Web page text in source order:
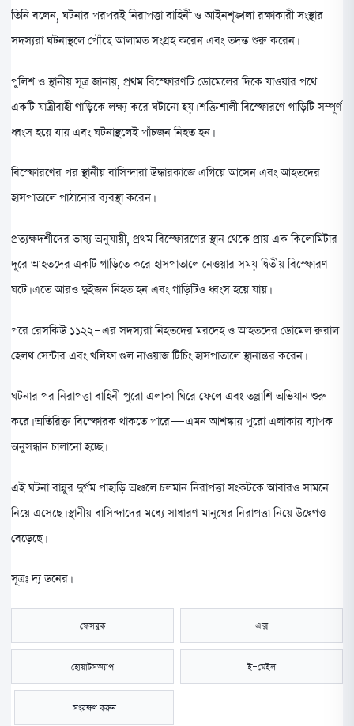
তিনি বলেন, ঘটনার পরপরই নিরাপত্তা বাহিনী ও আইনশৃঙ্খলা রক্ষাকারী সংস্থার
সদস্যরা ঘটনাস্থলে পৌঁছে আলামত সংগ্রহ করেন এবং তদন্ত শুরু করেন।
পুলিশ ও স্থানীয় সূত্র জানায়, প্রথম বিস্ফোরণটি ডোমেলের দিকে যাওয়ার পথে
একটি যাত্রীবাহী গাড়িকে লক্ষ্য করে ঘটানো হয়। শক্তিশালী বিস্ফোরণে গাড়িটি সম্পূর্ণ
ধ্বংস হয়ে যায় এবং ঘটনাস্থলেই পাঁচজন নিহত হন।
বিস্ফোরণের পর স্থানীয় বাসিন্দারা উদ্ধারকাজে এগিয়ে আসেন এবং আহতদের
হাসপাতালে পাঠানোর ব্যবস্থা করেন।
প্রত্যক্ষদর্শীদের ভাষ্য অনুযায়ী, প্রথম বিস্ফোরণের স্থান থেকে প্রায় এক কিলোমিটার
দূরে আহতদের একটি গাড়িতে করে হাসপাতালে নেওয়ার সময় দ্বিতীয় বিস্ফোরণ
ঘটে। এতে আরও দুইজন নিহত হন এবং গাড়িটিও ধ্বংস হয়ে যায়।
পরে রেসকিউ ১১২২-এর সদস্যরা নিহতদের মরদেহ ও আহতদের ডোমেল রুরাল
হেলথ সেন্টার এবং খলিফা গুল নাওয়াজ টিচিং হাসপাতালে স্থানান্তর করেন।
ঘটনার পর নিরাপত্তা বাহিনী পুরো এলাকা ঘিরে ফেলে এবং তল্লাশি অভিযান শুরু
করে। অতিরিক্ত বিস্ফোরক থাকতে পারে—এমন আশঙ্কায় পুরো এলাকায় ব্যাপক
অনুসন্ধান চালানো হচ্ছে।
এই ঘটনা বান্নুর দুর্গম পাহাড়ি অঞ্চলে চলমান নিরাপত্তা সংকটকে আবারও সামনে
নিয়ে এসেছে। স্থানীয় বাসিন্দাদের মধ্যে সাধারণ মানুষের নিরাপত্তা নিয়ে উদ্বেগও
বেড়েছে।
সূত্রঃ দ্য ডনের।
ফেসবুক এক্স
হোয়াটসঅ্যাপ ই-মেইল
সংরক্ষণ করুন